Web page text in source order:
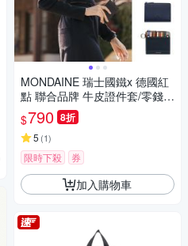
MONDAINE 瑞士國鐵x 德國紅
點 聯合品牌 牛皮證件套/零錢
包/鑰匙包 ( 多款任選 )
$790 8折
5 (1)
限時下殺 券
加入購物車